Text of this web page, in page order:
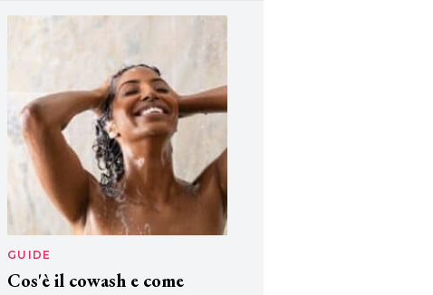
GUIDE
Cos'è il cowash e come